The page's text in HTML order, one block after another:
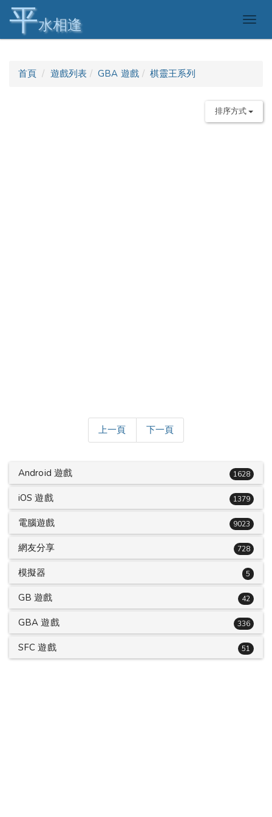
平水相逢
首頁 遊戲列表 GBA 遊戲 棋靈王系列
排序方式
上一頁 下一頁
Android 遊戲 1628
iOS 遊戲 1379
電腦遊戲 9023
網友分享 728
模擬器 5
GB 遊戲 42
GBA 遊戲 336
SFC 遊戲 51